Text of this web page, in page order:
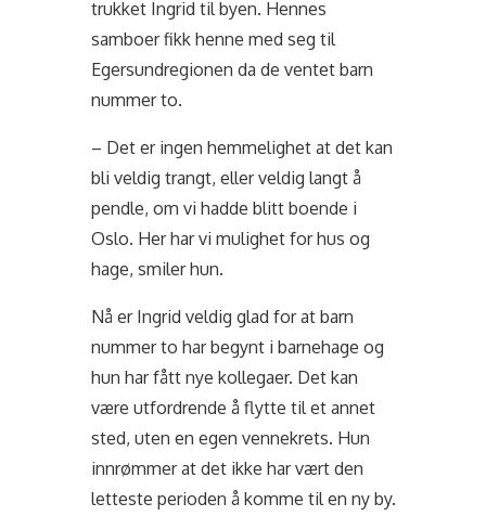
trukket Ingrid til byen. Hennes
samboer fikk henne med seg til
Egersundregionen da de ventet barn
nummer to.
– Det er ingen hemmelighet at det kan
bli veldig trangt, eller veldig langt å
pendle, om vi hadde blitt boende i
Oslo. Her har vi mulighet for hus og
hage, smiler hun.
Nå er Ingrid veldig glad for at barn
nummer to har begynt i barnehage og
hun har fått nye kollegaer. Det kan
være utfordrende å flytte til et annet
sted, uten en egen vennekrets. Hun
innrømmer at det ikke har vært den
letteste perioden å komme til en ny by.